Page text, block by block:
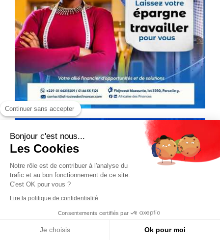
Continuer sans accepter
Bonjour c'est nous...
Les Cookies
Notre rôle est de contribuer à l'analyse du
trafic et au bon fonctionnement de ce site.
C'est OK pour vous ?
Lire la politique de confidentialité
Consentements certifiés par
Je choisis Ok pour moi